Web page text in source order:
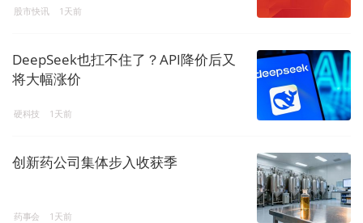
股市快讯 1天前
DeepSeek也扛不住了？API降价后又
将大幅涨价
硬科技 1天前
创新药公司集体步入收获季
药事会 1天前